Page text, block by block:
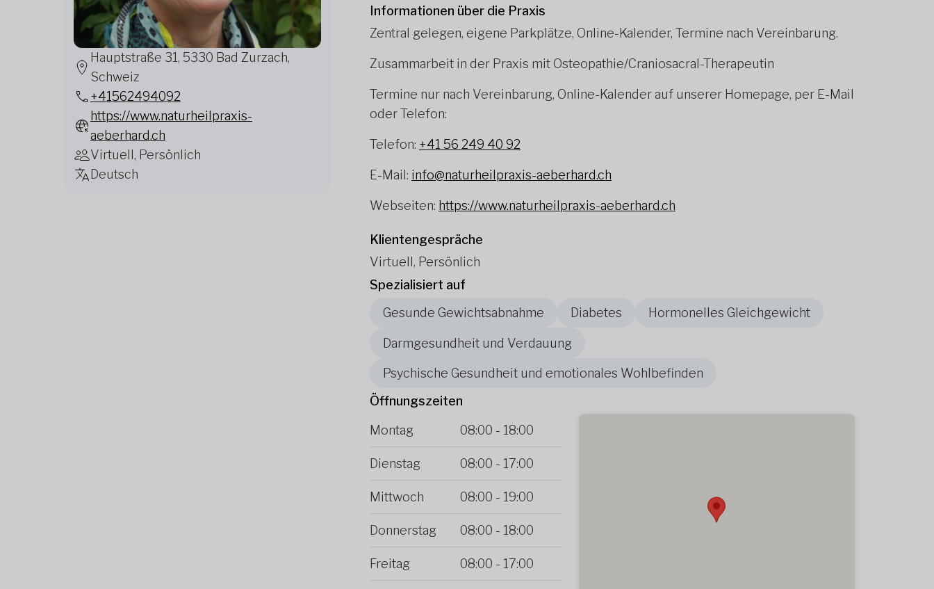
Hauptstraße 31, 5330 Bad Zurzach,
Schweiz
+41562494092
https://www.naturheilpraxis-
aeberhard.ch
Virtuell, Persönlich
Deutsch
Informationen über die Praxis
Zentral gelegen, eigene Parkplätze, Online-Kalender, Termine nach Vereinbarung.
Zusammarbeit in der Praxis mit Osteopathie/Craniosacral-Therapeutin
Termine nur nach Vereinbarung, Online-Kalender auf unserer Homepage, per E-Mail
oder Telefon:
Telefon: +41 56 249 40 92
E-Mail: info@naturheilpraxis-aeberhard.ch
Webseiten: https://www.naturheilpraxis-aeberhard.ch
Klientengespräche
Virtuell, Persönlich
Spezialisiert auf
Gesunde Gewichtsabnahme
Diabetes Hormonelles Gleichgewicht
Darmgesundheit und Verdauung
Psychische Gesundheit und emotionales Wohlbefinden
Öffnungszeiten
Montag
08:00 - 18:00
Dienstag 08:00 - 17:00
Mittwoch 08:00 - 19:00
Donnerstag 08:00 - 18:00
Freitag 08:00 - 17:00